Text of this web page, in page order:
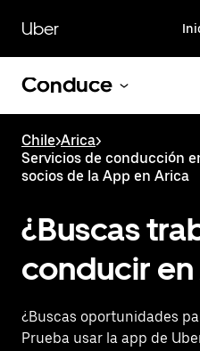
contenido
principal
Uber
Conduce
Chile>Arica>
Servicios de conducción
socios de la App en Arica
¿Buscas
conducir en
¿Buscas oportunidades
Prueba usar la app de